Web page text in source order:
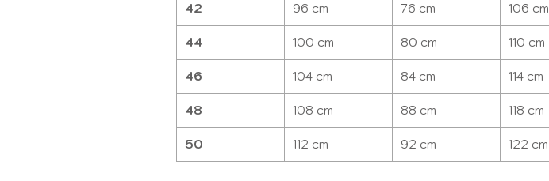
42 96 cm 76 cm 106 cm
44 100 cm 80 cm 110 cm
46 104 cm 84 cm 114 cm
48 108 cm 88 cm 118 cm
50 112 cm 92 cm 122 cm